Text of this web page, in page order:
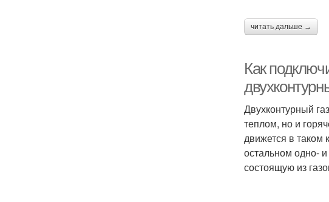
читать дальше →
Как
Двухконтурный
теплом, но и
движется в таком
остальном одно-
состоящую из